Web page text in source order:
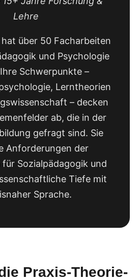
Lehre
über 50 Facharbeiten
und Psychologie
Schwerpunkte –
Lerntheorien
– decken
ab, die in der
gefragt sind. Sie
Anforderungen der
für Sozialpädagogik und
Tiefe mit
Sprache.
Praxis-Theorie-